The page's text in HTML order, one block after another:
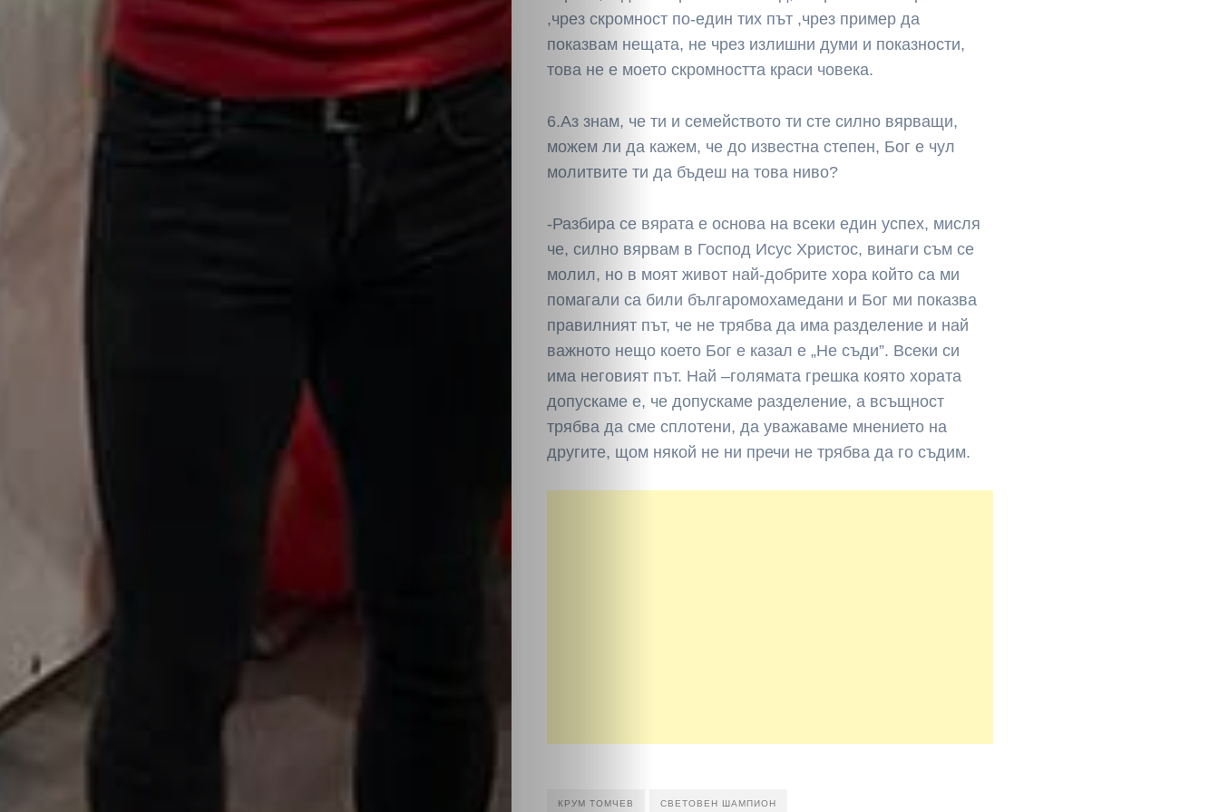
,чрез скромност по-един тих път ,чрез пример да
показвам нещата, не чрез излишни думи и показности,
това не е моето скромността краси човека.
6.Аз знам, че ти и семейството ти сте силно вярващи,
можем ли да кажем, че до известна степен, Бог е чул
молитвите ти да бъдеш на това ниво?
-Разбира се вярата е основа на всеки един успех, мисля
че, силно вярвам в Господ Исус Христос, винаги съм се
молил, но в моят живот най-добрите хора който са ми
помагали са били българомохамедани и Бог ми показва
правилният път, че не трябва да има разделение и най
важното нещо което Бог е казал е „Не съди”. Всеки си
има неговият път. Най –голямата грешка която хората
допускаме е, че допускаме разделение, а всъщност
трябва да сме сплотени, да уважаваме мнението на
другите, щом някой не ни пречи не трябва да го съдим.
КРУМ ТОМЧЕВ СВЕТОВЕН ШАМПИОН